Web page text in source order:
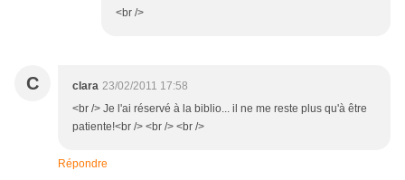
<br />
C clara 23/02/2011 17:58
<br /> Je l'ai réservé à la biblio... il ne me reste plus qu'à être
patiente!<br /> <br /> <br />
Répondre